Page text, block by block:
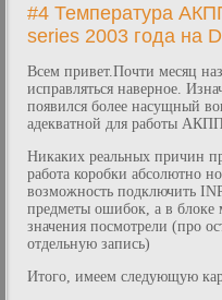
#4 Температура
series 2003 года на
Всем привет.Почти месяц
исправляться наверное.
появился более насущный
адекватной для работы
Никаких реальных причин
работа коробки абсолютно
возможность подключить
предметы ошибок, а в блоке
значения посмотрели (про
отдельную запись)
Итого, имеем следующую